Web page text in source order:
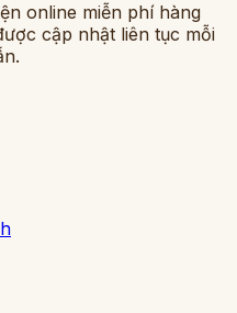
online miễn phí hàng
cập nhật liên tục mỗi